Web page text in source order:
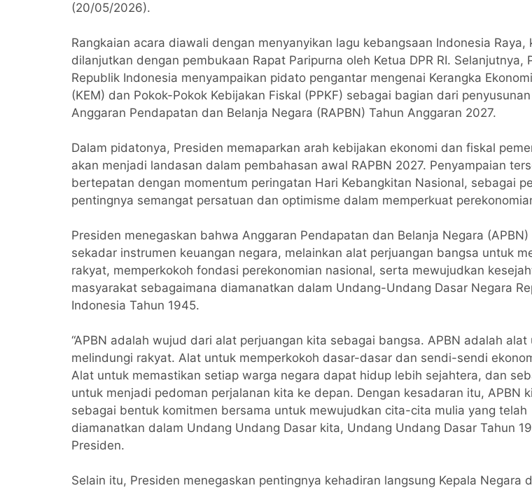
(20/05/2026).
Rangkaian acara diawali dengan menyanyikan lagu kebangsaan Indonesia Raya,
dilanjutkan dengan pembukaan Rapat Paripurna oleh Ketua DPR RI. Selanjutnya,
Republik Indonesia menyampaikan pidato pengantar mengenai Kerangka
(KEM) dan Pokok-Pokok Kebijakan Fiskal (PPKF) sebagai bagian dari
Anggaran Pendapatan dan Belanja Negara (RAPBN) Tahun Anggaran 2027.
Dalam pidatonya, Presiden memaparkan arah kebijakan ekonomi dan fiskal
akan menjadi landasan dalam pembahasan awal RAPBN 2027. Penyampaian
bertepatan dengan momentum peringatan Hari Kebangkitan Nasional, sebagai
pentingnya semangat persatuan dan optimisme dalam memperkuat
Presiden menegaskan bahwa Anggaran Pendapatan dan Belanja Negara (APBN)
sekadar instrumen keuangan negara, melainkan alat perjuangan bangsa untuk
rakyat, memperkokoh fondasi perekonomian nasional, serta mewujudkan
masyarakat sebagaimana diamanatkan dalam Undang-Undang Dasar Negara
Indonesia Tahun 1945.
“APBN adalah wujud dari alat perjuangan kita sebagai bangsa. APBN adalah alat
melindungi rakyat. Alat untuk memperkokoh dasar-dasar dan sendi-sendi
Alat untuk memastikan setiap warga negara dapat hidup lebih sejahtera, dan
untuk menjadi pedoman perjalanan kita ke depan. Dengan kesadaran itu, APBN
sebagai bentuk komitmen bersama untuk mewujudkan cita-cita mulia yang telah
diamanatkan dalam Undang Undang Dasar kita, Undang Undang Dasar Tahun
Presiden.
Selain itu, Presiden menegaskan pentingnya kehadiran langsung Kepala Negara